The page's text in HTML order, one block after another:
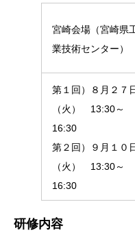
宮崎会場（宮崎県
業技術センター）
第１回）８月２７
（火） 13:30～
16:30
第２回）９月１０
（火） 13:30～
16:30
研修内容